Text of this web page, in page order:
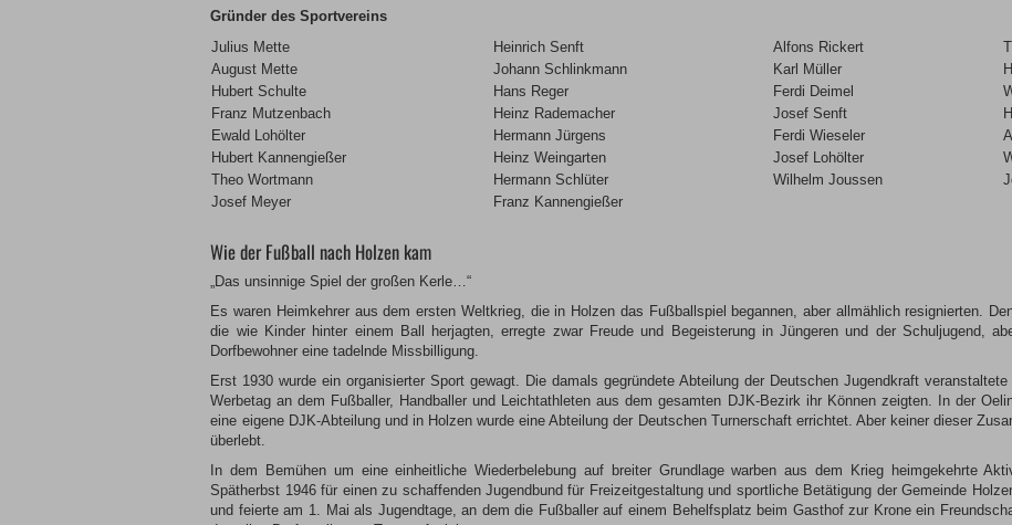
Gründer des Sportvereins
Julius Mette
Heinrich Senft Alfons Rickert
August Mette
Johann Schlinkmann Karl Müller
Hubert Schulte
Hans Reger Ferdi Deimel
Franz Mutzenbach
Heinz Rademacher Josef Senft
Ewald Lohölter
Hermann Jürgens Ferdi Wieseler
Hubert Kannengießer
Heinz Weingarten Josef Lohölter
Theo Wortmann
Hermann Schlüter Wilhelm Joussen
Josef Meyer
Franz Kannengießer
Wie der Fußball nach Holzen kam
„Das unsinnige Spiel der großen Kerle…“
Es waren Heimkehrer aus dem ersten Weltkrieg, die in Holzen das Fußballspiel begannen, aber allmählich resignierten.
die wie Kinder hinter einem Ball herjagten, erregte zwar Freude und Begeisterung in Jüngeren und der Schuljugend,
Dorfbewohner eine tadelnde Missbilligung.
Erst 1930 wurde ein organisierter Sport gewagt. Die damals gegründete Abteilung der Deutschen Jugendkraft
Werbetag an dem Fußballer, Handballer und Leichtathleten aus dem gesamten DJK-Bezirk ihr Können zeigten. In der
eine eigene DJK-Abteilung und in Holzen wurde eine Abteilung der Deutschen Turnerschaft errichtet. Aber keiner dieser
überlebt.
In dem Bemühen um eine einheitliche Wiederbelebung auf breiter Grundlage warben aus dem Krieg heimgekehrte
Spätherbst 1946 für einen zu schaffenden Jugendbund für Freizeitgestaltung und sportliche Betätigung der Gemeinde
und feierte am 1. Mai als Jugendtage, an dem die Fußballer auf einem Behelfsplatz beim Gasthof zur Krone ein